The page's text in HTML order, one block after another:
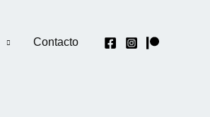
Contacto